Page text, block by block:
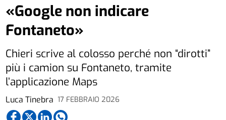
Luca Tinebra 17 FEBBRAIO 2026
«Google non indicare
Fontaneto»
Chieri scrive al colosso perché non “dirotti”
più i camion su Fontaneto, tramite
l’applicazione Maps